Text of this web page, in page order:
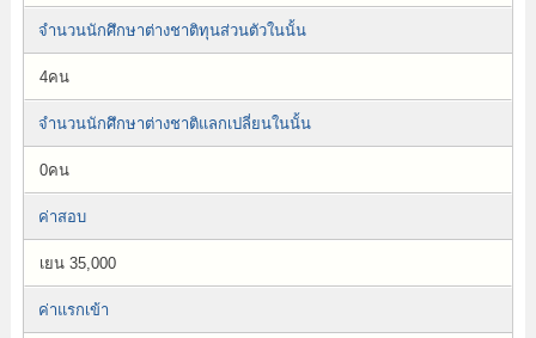
จำนวนนักศึกษาต่างชาติทุนส่วนตัวในนั้น
4คน
จำนวนนักศึกษาต่างชาติแลกเปลี่ยนในนั้น
0คน
ค่าสอบ
เยน 35,000
ค่าแรกเข้า